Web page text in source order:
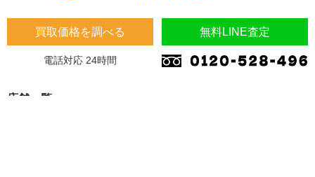
買取価格を調べる 無料LINE査定
電話対応 24時間
店舗一覧